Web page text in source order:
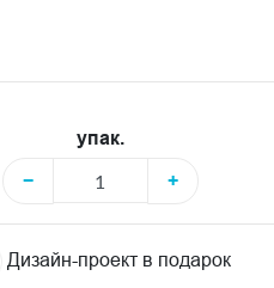
упак.
−
+
Дизайн-проект в подарок